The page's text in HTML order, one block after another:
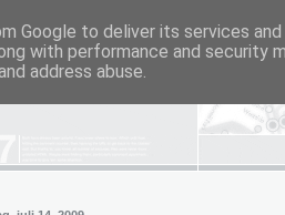
Google to deliver its services
with performance and security
address abuse.